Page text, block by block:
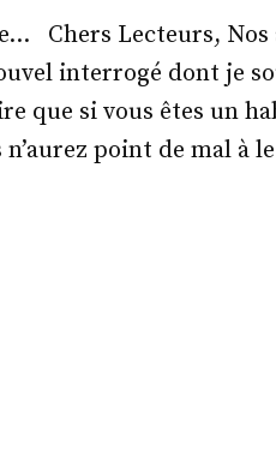
Chers Lecteurs,
interrogé dont je
que si vous êtes un
point de mal à